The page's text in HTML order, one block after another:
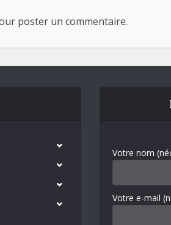
poster un commentaire.
Votre nom
Votre e-mail